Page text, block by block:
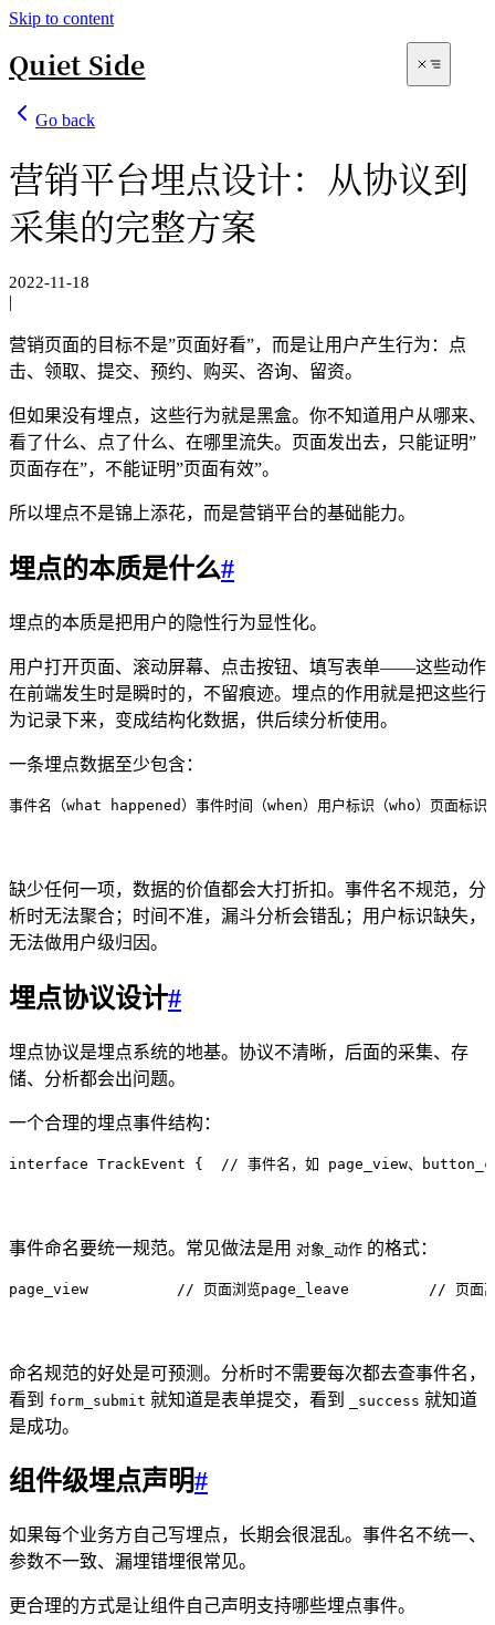
Skip to content
Quiet Side
Search
Go back
营销平台埋点设计：从协议到
采集的完整方案
2022-11-18
|
营销页面的目标不是”页面好看”，而是让用户产生行为：点
击、领取、提交、预约、购买、咨询、留资。
但如果没有埋点，这些行为就是黑盒。你不知道用户从哪来、
看了什么、点了什么、在哪里流失。页面发出去，只能证明”
页面存在”，不能证明”页面有效”。
所以埋点不是锦上添花，而是营销平台的基础能力。
埋点的本质是什么#
埋点的本质是把用户的隐性行为显性化。
用户打开页面、滚动屏幕、点击按钮、填写表单——这些动作
在前端发生时是瞬时的，不留痕迹。埋点的作用就是把这些行
为记录下来，变成结构化数据，供后续分析使用。
一条埋点数据至少包含：
事件名（what happened） 事件时间（when） 用户标识（who） 页面标识
缺少任何一项，数据的价值都会大打折扣。事件名不规范，分
析时无法聚合；时间不准，漏斗分析会错乱；用户标识缺失，
无法做用户级归因。
埋点协议设计#
埋点协议是埋点系统的地基。协议不清晰，后面的采集、存
储、分析都会出问题。
一个合理的埋点事件结构：
interface TrackEvent {
// 事件名，如 page_view、
事件命名要统一规范。常见做法是用 对象_动作 的格式：
page_view          // 页面浏览page_leave         // 页面
命名规范的好处是可预测。分析时不需要每次都去查事件名，
看到 form_submit 就知道是表单提交，看到 _success 就知道
是成功。
组件级埋点声明#
如果每个业务方自己写埋点，长期会很混乱。事件名不统一、
参数不一致、漏埋错埋很常见。
更合理的方式是让组件自己声明支持哪些埋点事件。